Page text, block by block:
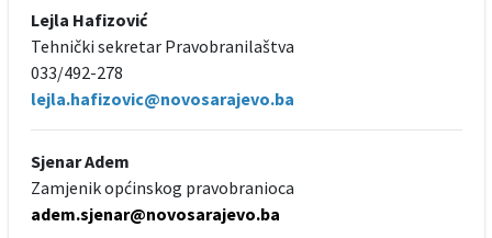
Lejla Hafizović
Tehnički sekretar Pravobranilaštva
033/492-278
lejla.hafizovic@novosarajevo.ba
Sjenar Adem
Zamjenik općinskog pravobranioca
adem.sjenar@novosarajevo.ba